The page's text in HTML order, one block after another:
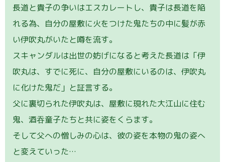
長道と貴子の争いはエスカレートし、貴子は長道を陥
れる為、自分の屋敷に火をつけた鬼たちの中に髪が赤
い伊吹丸がいたと噂を流す。
スキャンダルは出世の妨げになると考えた長道は「伊
吹丸は、すでに死に、自分の屋敷にいるのは、伊吹丸
に化けた鬼だ」と証言する。
父に裏切られた伊吹丸は、屋敷に現れた大江山に住む
鬼、酒吞童子たちと共に姿をくらます。
そして父への憎しみの心は、彼の姿を本物の鬼の姿へ
と変えていった…